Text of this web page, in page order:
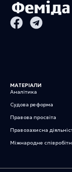
МАТЕРІАЛИ
Аналітика
Судова реформа
Правова просвіта
Правозахисна
Міжнародне